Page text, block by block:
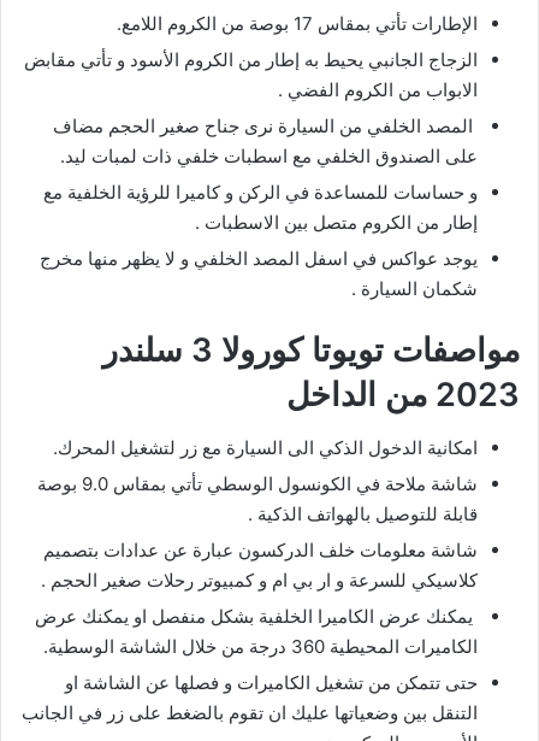
الإطارات تأتي بمقاس 17 بوصة من الكروم اللامع.
الزجاج الجانبي يحيط به إطار من الكروم الأسود و تأتي مقابض
الابواب من الكروم الفضي .
المصد الخلفي من السيارة نرى جناح صغير الحجم مضاف
على الصندوق الخلفي مع اسطبات خلفي ذات لمبات ليد.
و حساسات للمساعدة في الركن و كاميرا للرؤية الخلفية مع
إطار من الكروم متصل بين الاسطبات .
يوجد عواكس في اسفل المصد الخلفي و لا يظهر منها مخرج
شكمان السيارة .
مواصفات تويوتا كورولا 3 سلندر
2023 من الداخل
امكانية الدخول الذكي الى السيارة مع زر لتشغيل المحرك.
شاشة ملاحة في الكونسول الوسطي تأتي بمقاس 9.0 بوصة
قابلة للتوصيل بالهواتف الذكية .
شاشة معلومات خلف الدركسون عبارة عن عدادات بتصميم
كلاسيكي للسرعة و ار بي ام و كمبيوتر رحلات صغير الحجم .
يمكنك عرض الكاميرا الخلفية بشكل منفصل او يمكنك عرض
الكاميرات المحيطية 360 درجة من خلال الشاشة الوسطية.
حتى تتمكن من تشغيل الكاميرات و فصلها عن الشاشة او
التنقل بين وضعياتها عليك ان تقوم بالضغط على زر في الجانب